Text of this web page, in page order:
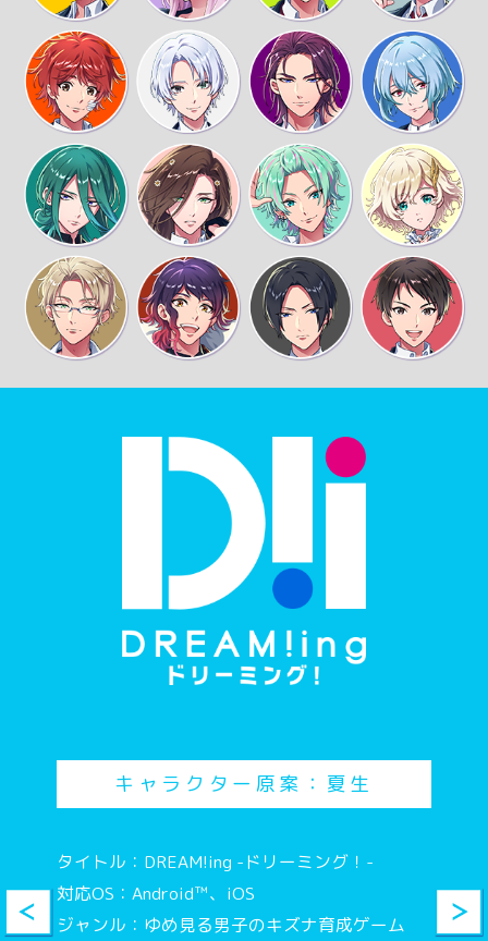
はは
一緒にいるので望月君と向かいます
き、気を付けて…
大丈夫かな…
警察呼ぶべき？
誰か返事して！
にいと、だいじょぶだ
てせっとくした。いませんせいとはなしてる
キャラクター原案：夏生
タイトル：DREAM!ing -ドリーミング！-
対応OS：Android™、iOS
ジャンル：ゆめ見る男子のキズナ育成ゲーム